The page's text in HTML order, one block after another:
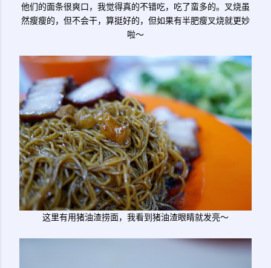
他们的面条很爽口，我觉得真的不错吃，吃了蛮多的。叉烧虽
然瘦瘦的，但不会干，算挺好的，但如果有半肥瘦叉烧就更妙
啦～
这里有用猪油渣捞面，我看到猪油渣眼睛就发亮～